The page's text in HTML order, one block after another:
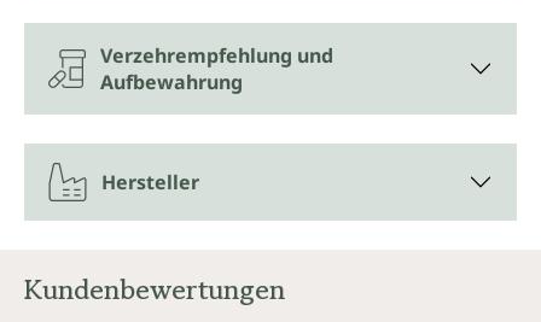
Verzehrempfehlung und
Aufbewahrung
Hersteller
Kundenbewertungen